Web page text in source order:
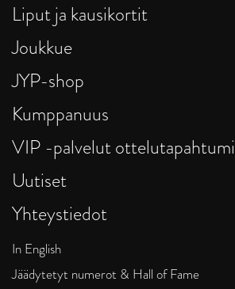
Liput ja kausikortit
Joukkue
JYP-shop
Kumppanuus
VIP -palvelut
Uutiset
Yhteystiedot
In English
Jäädytetyt numerot & Hall of Fame